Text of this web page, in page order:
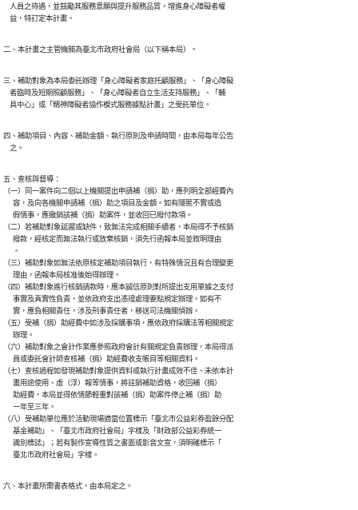
    人員之待遇，並鼓勵其服務意願與提升服務品質，增進身心障礙者權
    益，特訂定本計畫。
二、本計畫之主管機關為臺北市政府社會局（以下稱本局）。
三、補助對象為本局委託辦理「身心障礙者家庭托顧服務」、「身心障礙
    者臨時及短期照顧服務」、「身心障礙者自立生活支持服務」、「輔
    具中心」或「精神障礙者協作模式服務據點計畫」之受託單位。
四、補助項目、內容、補助金額、執行原則及申請時間，由本局每年公告
    之。
五、查核與督導：
（一）同一案件向二個以上機關提出申請補（捐）助，應列明全部經費內
      容，及向各機關申請補（捐）助之項目及金額。如有隱匿不實或造
      假情事，應撤銷該補（捐）助案件，並收回已撥付款項。
（二）若補助對象延遲或缺件，致無法完成相關手續者，本局得不予核銷
      撥款，經核定而無法執行或放棄核銷，須先行函報本局並敘明理由
      。
（三）補助對象如無法依原核定補助項目執行，有特殊情況且有合理變更
      理由，函報本局核准後始得辦理。
（四）補助對象進行核銷請款時，應本誠信原則對所提出支用單據之支付
      事實及真實性負責，並依政府支出憑證處理要點規定辦理。如有不
      實，應負相關責任，涉及刑事責任者，移送司法機關偵辦。
（五）受補（捐）助經費中如涉及採購事項，應依政府採購法等相關規定
      辦理。
（六）補助對象之會計作業應參照政府會計有關規定負責辦理，本局得派
      員或委託會計師查核補（捐）助經費收支帳目等相關資料。
（七）查核過程如發現補助對象提供資料或執行計畫成效不佳、未依本計
      畫用途使用、虛（浮）報等情事，將註銷補助資格，收回補（捐）
      助經費，本局並得依情節輕重對該補（捐）助案件停止補（捐）助
      一年至三年。
（八）受補助單位應於活動現場適當位置標示「臺北市公益彩券盈餘分配
      基金補助」、「臺北市政府社會局」字樣及「財政部公益彩券統一
      識別標誌」；若有製作宣導性質之書面或影音文宣，須明確標示「
      臺北市政府社會局」字樣。
六、本計畫所需書表格式，由本局定之。